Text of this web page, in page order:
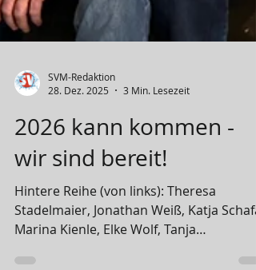
SVM-Redaktion
2026 kann kommen -
wir sind bereit!